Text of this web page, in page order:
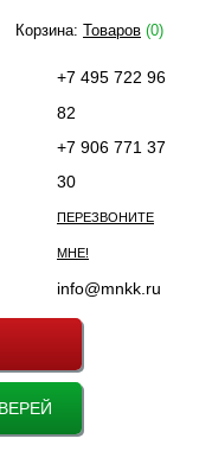
+7 495 722 96
82
+7 906 771 37
30
ПЕРЕЗВОНИТЕ
МНЕ!
info@mnkk.ru
Корзина: Товаров (0)